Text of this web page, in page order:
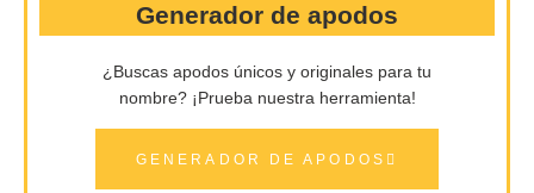
Generador de apodos
¿Buscas apodos únicos y originales para tu
nombre? ¡Prueba nuestra herramienta!
GENERADOR DE APODOS